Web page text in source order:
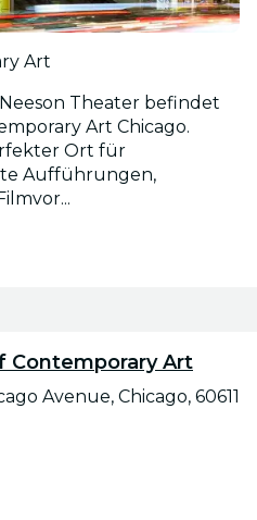
Art
Theater befindet
Art Chicago.
Ort für
Aufführungen,
Contemporary Art
Avenue, Chicago, 60611